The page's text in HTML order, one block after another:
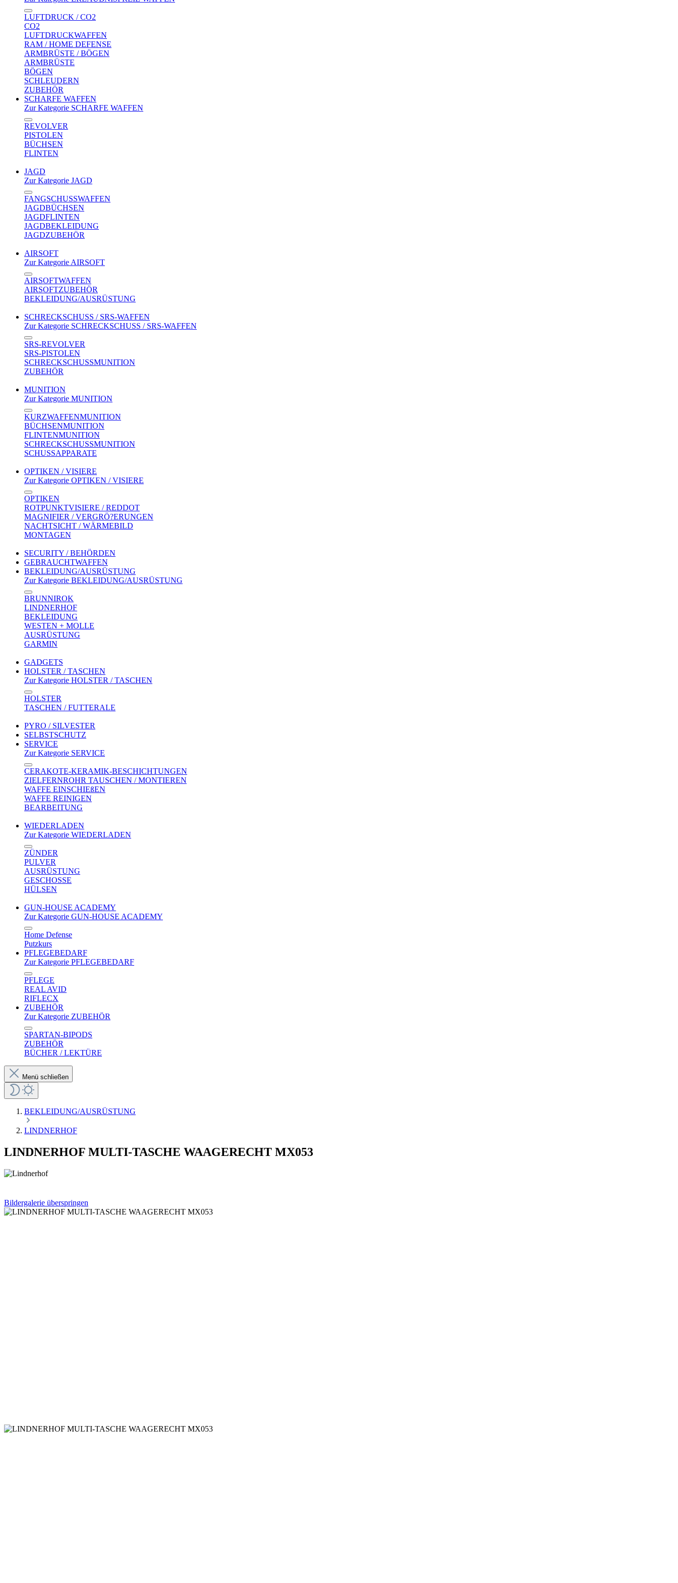
LUFTDRUCK / CO2
CO2
LUFTDRUCKWAFFEN
RAM / HOME DEFENSE
ARMBRÜSTE / BÖGEN
ARMBRÜSTE
BÖGEN
SCHLEUDERN
ZUBEHÖR
SCHARFE WAFFEN
Zur Kategorie SCHARFE WAFFEN
REVOLVER
PISTOLEN
BÜCHSEN
FLINTEN
JAGD
Zur Kategorie JAGD
FANGSCHUSSWAFFEN
JAGDBÜCHSEN
JAGDFLINTEN
JAGDBEKLEIDUNG
JAGDZUBEHÖR
AIRSOFT
Zur Kategorie AIRSOFT
AIRSOFTWAFFEN
AIRSOFTZUBEHÖR
BEKLEIDUNG/AUSRÜSTUNG
SCHRECKSCHUSS / SRS-WAFFEN
Zur Kategorie SCHRECKSCHUSS / SRS-WAFFEN
SRS-REVOLVER
SRS-PISTOLEN
SCHRECKSCHUSSMUNITION
ZUBEHÖR
MUNITION
Zur Kategorie MUNITION
KURZWAFFENMUNITION
BÜCHSENMUNITION
FLINTENMUNITION
SCHRECKSCHUSSMUNITION
SCHUSSAPPARATE
OPTIKEN / VISIERE
Zur Kategorie OPTIKEN / VISIERE
OPTIKEN
ROTPUNKTVISIERE / REDDOT
MAGNIFIER / VERGRÖ?ERUNGEN
NACHTSICHT / WÄRMEBILD
MONTAGEN
SECURITY / BEHÖRDEN
GEBRAUCHTWAFFEN
BEKLEIDUNG/AUSRÜSTUNG
Zur Kategorie BEKLEIDUNG/AUSRÜSTUNG
BRUNNIROK
LINDNERHOF
BEKLEIDUNG
WESTEN + MOLLE
AUSRÜSTUNG
GARMIN
GADGETS
HOLSTER / TASCHEN
Zur Kategorie HOLSTER / TASCHEN
HOLSTER
TASCHEN / FUTTERALE
PYRO / SILVESTER
SELBSTSCHUTZ
SERVICE
Zur Kategorie SERVICE
CERAKOTE-KERAMIK-BESCHICHTUNGEN
ZIELFERNROHR TAUSCHEN / MONTIEREN
WAFFE EINSCHIEßEN
WAFFE REINIGEN
BEARBEITUNG
WIEDERLADEN
Zur Kategorie WIEDERLADEN
ZÜNDER
PULVER
AUSRÜSTUNG
GESCHOSSE
HÜLSEN
GUN-HOUSE ACADEMY
Zur Kategorie GUN-HOUSE ACADEMY
Home Defense
Putzkurs
PFLEGEBEDARF
Zur Kategorie PFLEGEBEDARF
PFLEGE
REAL AVID
RIFLECX
ZUBEHÖR
Zur Kategorie ZUBEHÖR
SPARTAN-BIPODS
ZUBEHÖR
BÜCHER / LEKTÜRE
Menü schließen
BEKLEIDUNG/AUSRÜSTUNG
LINDNERHOF
LINDNERHOF MULTI-TASCHE WAAGERECHT MX053
Bildergalerie überspringen